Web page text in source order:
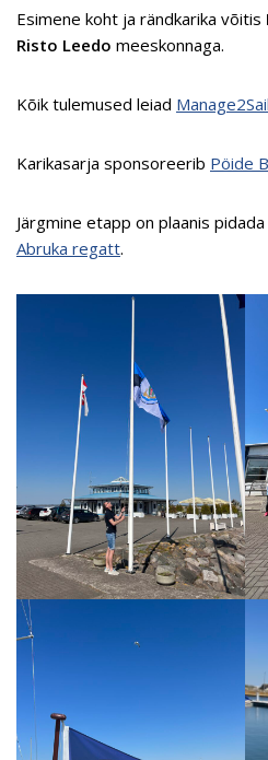
Esimene koht ja rändkarika võitis
Risto Leedo meeskonnaga.
Kõik tulemused leiad Manage2Sail
Karikasarja sponsoreerib Pöide
Järgmine etapp on plaanis
Abruka regatt.